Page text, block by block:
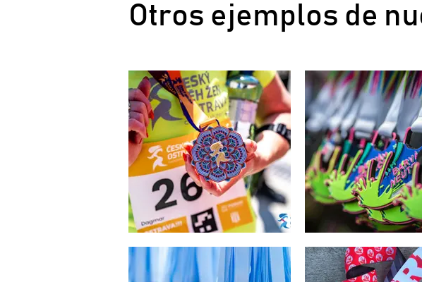
Otros ejemplos de